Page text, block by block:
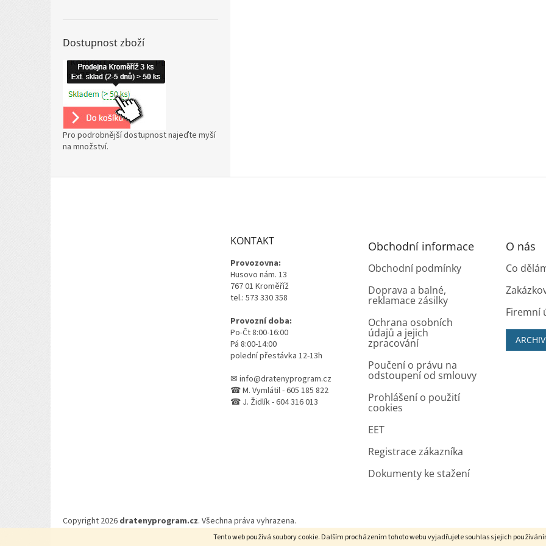
Tento web používá soubory cookie. Dalším procházením tohoto webu vyjadřujete souhlas s jejich
Dostupnost zboží
Pro podrobnější dostupnost najeďte myší
na množství.
KONTAKT
Provozovna:
Husovo nám. 13
767 01 Kroměříž
tel.: 573 330 358
Provozní doba:
Po-Čt 8:00-16:00
Pá 8:00-14:00
polední přestávka 12-13h
✉ info@dratenyprogram.cz
☎ M. Vymlátil - 605 185 822
☎ J. Židlík - 604 316 013
Obchodní informace
Obchodní podmínky
Doprava a balné,
reklamace zásilky
Ochrana osobních
údajů a jejich
zpracování
Poučení o právu na
odstoupení od smlouvy
Prohlášení o použití
cookies
EET
Registrace zákazníka
Dokumenty ke stažení
O nás
Co
Firemní
ARCHIV
Copyright 2026 dratenyprogram.cz. Všechna práva vyhrazena.